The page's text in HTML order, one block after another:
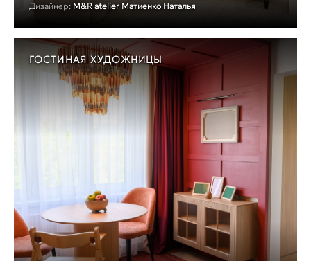
Дизайнер: M&R atelier Матиенко Наталья
ГОСТИНАЯ ХУДОЖНИЦЫ